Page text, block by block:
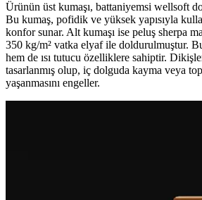
Ürünün üst kumaşı, battaniyemsi wellsoft
Bu kumaş, pofidik ve yüksek yapısıyla
konfor sunar. Alt kumaşı ise peluş sherpa
350 kg/m² vatka elyaf ile doldurulmuştur.
hem de ısı tutucu özelliklere sahiptir.
tasarlanmış olup, iç dolguda kayma veya
yaşanmasını engeller.